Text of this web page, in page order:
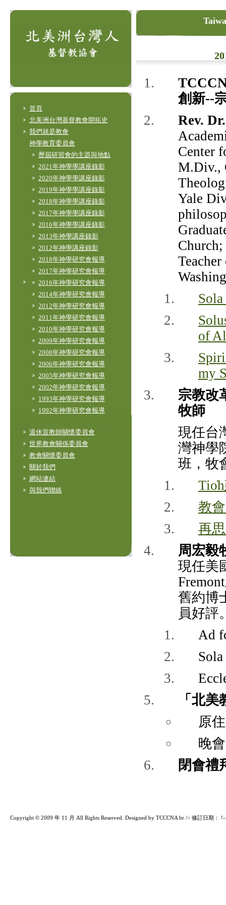
首頁
北美洲台灣基督教會開拓史
我們就是教會
神學教育委員會
歷屆研習會的主題與地點
2021年神學學講座錄影
2020年神學學講座錄影
2019年神學學講座錄影
2018年神學學講座錄影
2017年神學學講座錄影
2016年神學學講座錄影
2013年神學講座錄影
2012年神學講座錄影
2018年神學研究會報導
2017年神學研究會報導
2016年神學研究會報導
2014年神學研究會報導
2012年神學研究會報導
2011年神學研究會報導
2010年神學研究會報導
2009年神學研究會報導
2008年神學研究會報導
2006年神學研究會報導
2005年神學研究會報導
2002年神學研究會報導
1993年神學研究會報導
1992年神學研究會報導
退休宣教師關懷委員會
世界教會關係委員會
教會關懷委員會
關於我們
網站連結
與我們聯絡
創新--
Rev.
Center
M.Div.,
Yale
of
my
宗教改
牧師
現任台
灣神學
班，牧
教
再
周宏毅
現任美
舊約博
員好評
Ad
「北
原
晚
閉會禮
Copyright © 2009 年 11 月 All Rights Reserved. Designed by TCCCNA br /> 修訂日期：